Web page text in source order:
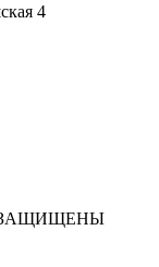
ул. Киришская 4
ЗАЩИЩЕНЫ